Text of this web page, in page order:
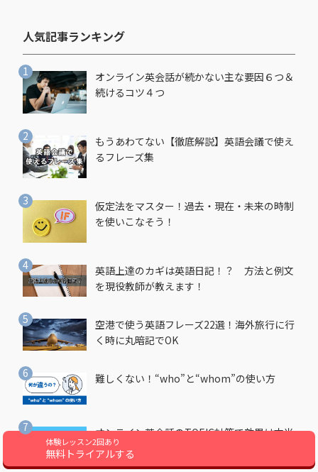
体験レッスン2回あり
無料トライアルする
人気記事ランキング​
オンライン英会話が続かない主な要因６つ＆
続けるコツ４つ
もうあわてない【徹底解説】英語会議で使え
るフレーズ集
仮定法をマスター！過去・現在・未来の時制
を使いこなそう！
英語上達のカギは英語日記！？ 方法と例文
を現役教師が教えます！
空港で使う英語フレーズ22選！海外旅行に行
く時に丸暗記でOK
難しくない！“who”と“whom”の使い方
オンライン英会話のTOEIC対策で効果は本当
に出る？900点越え筆者が徹底解説